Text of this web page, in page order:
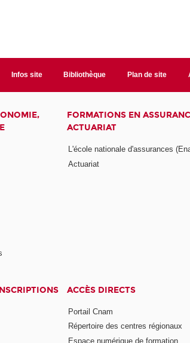
Infos site Bibliothèque Plan de site
FORMATIONS EN
ACTUARIAT
L'école nationale d'assurances
Actuariat
ACCÈS DIRECTS
Portail Cnam
Répertoire des centres régionaux
Espace numérique de formation